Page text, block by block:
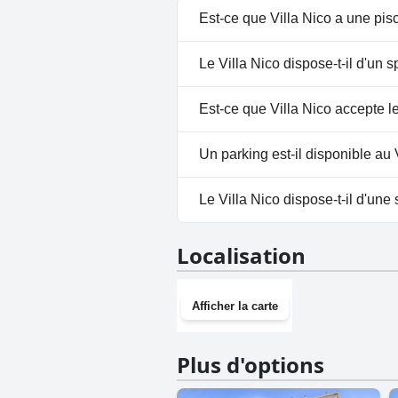
positives de l'hospitalité du
de la Villa Nico un lieu
Est-ce que Villa Nico a une
Non, Villa Nico n'a pas de
Le Villa Nico dispose-t-il d'un
Non, il n'y a pas de spa à Villa
Est-ce que Villa Nico accepte
Non, Villa Nico n'accepte pas
Un parking est-il disponible au
Oui, un parking est
Le Villa Nico dispose-t-il d'une
Localisation
Afficher la carte
Plus d'options